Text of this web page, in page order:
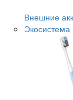
Внешние
Экосистема